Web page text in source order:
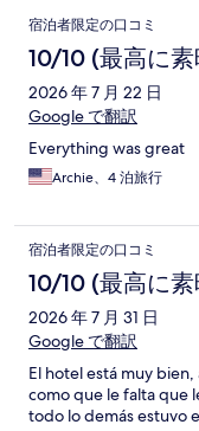
口
コ
ミ
宿泊者限定の口コミ
10/10 (最高に
2026 年 7 月 22 日
Google で翻訳
Everything was great
Archie、4 泊旅行
宿泊者限定の口コミ
10/10 (最高に
2026 年 7 月 31 日
Google で翻訳
El hotel está muy
como que le falta que
todo lo demás estuvo